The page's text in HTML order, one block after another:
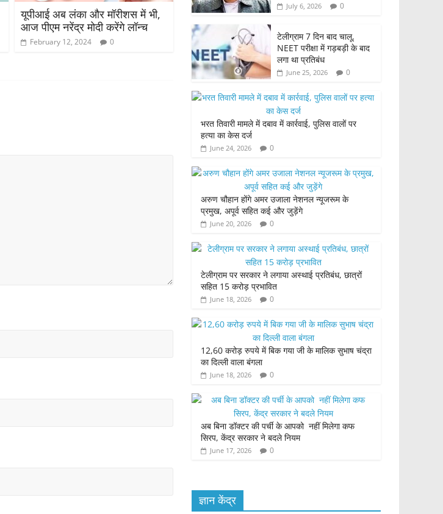
यूपीआई अब लंका और मॉरीशस में भी,
आज पीएम नरेंद्र मोदी करेंगे लॉन्च
February 12, 2024 0
July 6, 2026 0
टेलीग्राम 7 दिन बाद चालू,
NEET परीक्षा में गड़बड़ी के बाद
लगा था प्रतिबंध
June 25, 2026 0
भरत तिवारी मामले में दबाव में कार्रवाई, पुलिस वालों पर
हत्या का केस दर्ज
June 24, 2026 0
अरुण चौहान होंगे अमर उजाला नेशनल न्यूजरूम के
प्रमुख, अपूर्व सहित कई और जुड़ेंगे
June 20, 2026 0
टेलीग्राम पर सरकार ने लगाया अस्थाई प्रतिबंध, छात्रों
सहित 15 करोड़ प्रभावित
June 18, 2026 0
12,60 करोड़ रुपये में बिक गया जी के मालिक सुभाष चंद्रा
का दिल्ली वाला बंगला
June 18, 2026 0
अब बिना डॉक्टर की पर्ची के आपको नहीं मिलेगा कफ
सिरप, केंद्र सरकार ने बदले नियम
June 17, 2026 0
ज्ञान केंद्र